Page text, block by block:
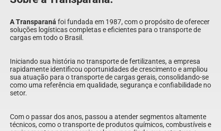
A Transparaná foi fundada em 1987, com o propósito de oferecer
soluções logísticas completas e eficientes para o transporte de
cargas em todo o Brasil.
Iniciando sua história no transporte de fertilizantes, a empresa
rapidamente identificou oportunidades de crescimento e ampliou
sua atuação para o transporte de cargas gerais, consolidando-se
como uma referência em qualidade, segurança e confiabilidade no
setor.
Com o passar dos anos, passou a atender segmentos altamente
técnicos, como o transporte de produtos químicos, combustíveis e